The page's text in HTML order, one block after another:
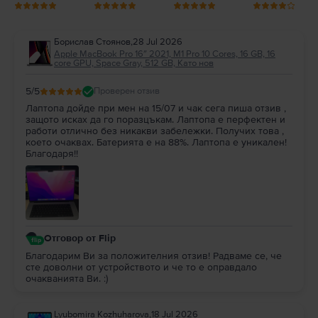
Борислав Стоянов,28 Jul 2026
Apple MacBook Pro 16″ 2021, M1 Pro 10 Cores, 16 GB, 16
core GPU, Space Gray, 512 GB, Като нов
5/5 Проверен отзив
Лаптопа дойде при мен на 15/07 и чак сега пиша отзив ,
защото исках да го поразцъкам. Лаптопа е перфектен и
работи отлично без никакви забележки. Получих това ,
което очаквах. Батерията е на 88%. Лаптопа е уникален!
Благодаря!!
Отговор от Flip
Благодарим Ви за положителния отзив! Радваме се, че
сте доволни от устройството и че то е оправдало
очакванията Ви. :)
Lyubomira Kozhuharova,18 Jul 2026